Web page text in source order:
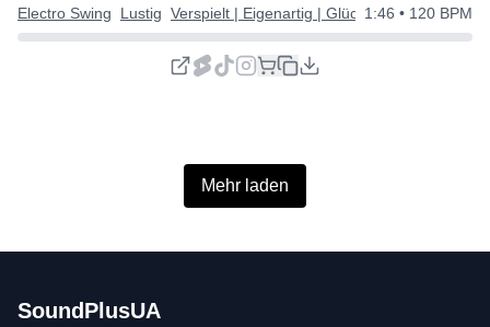
Electro Swing Lustig Verspielt | Eigenartig | Glücklich
1:46 • 120 BPM
Mehr laden
SoundPlusUA